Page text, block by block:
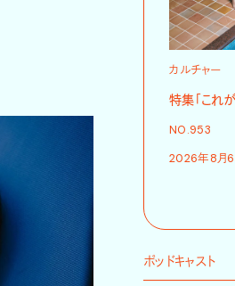
カルチャー
特集「これ
NO.953
2026年8月6
ポッドキャスト